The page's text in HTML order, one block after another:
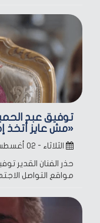
توفيق عبد
«مش عايز أتخذ
الثلاثاء - ٠٢ أغسطس ٢٠٢٢
حذر الفنان القدير
مواقع التواصل